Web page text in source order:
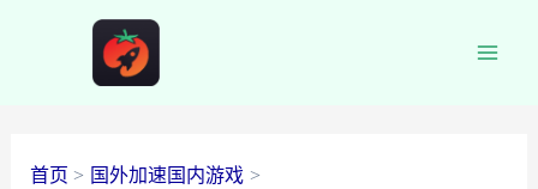
首页
国外加速国内游戏